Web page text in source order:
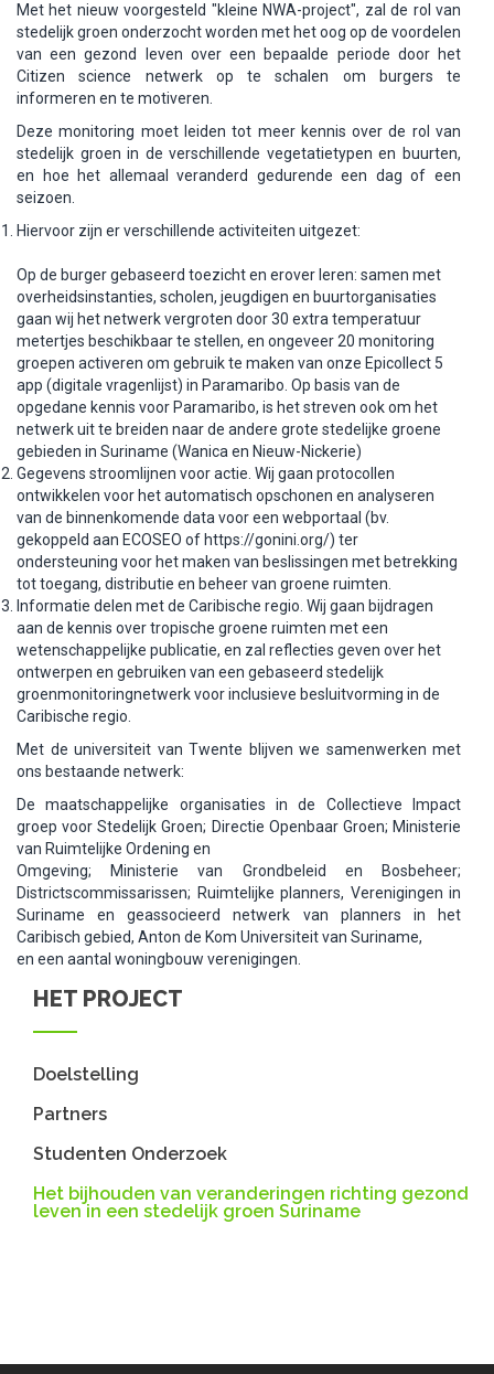
Met het nieuw voorgesteld "kleine NWA-project", zal de rol van
stedelijk groen onderzocht worden met het oog op de voordelen
van een gezond leven over een bepaalde periode door het
Citizen science netwerk op te schalen om burgers te
informeren en te motiveren.
Deze monitoring moet leiden tot meer kennis over de rol van
stedelijk groen in de verschillende vegetatietypen en buurten,
en hoe het allemaal veranderd gedurende een dag of een
seizoen.
Hiervoor zijn er verschillende activiteiten uitgezet:
Op de burger gebaseerd toezicht en erover leren: samen met
overheidsinstanties, scholen, jeugdigen en buurtorganisaties
gaan wij het netwerk vergroten door 30 extra temperatuur
metertjes beschikbaar te stellen, en ongeveer 20 monitoring
groepen activeren om gebruik te maken van onze Epicollect 5
app (digitale vragenlijst) in Paramaribo. Op basis van de
opgedane kennis voor Paramaribo, is het streven ook om het
netwerk uit te breiden naar de andere grote stedelijke groene
gebieden in Suriname (Wanica en Nieuw-Nickerie)
Gegevens stroomlijnen voor actie. Wij gaan protocollen
ontwikkelen voor het automatisch opschonen en analyseren
van de binnenkomende data voor een webportaal (bv.
gekoppeld aan ECOSEO of https://gonini.org/) ter
ondersteuning voor het maken van beslissingen met betrekking
tot toegang, distributie en beheer van groene ruimten.
Informatie delen met de Caribische regio. Wij gaan bijdragen
aan de kennis over tropische groene ruimten met een
wetenschappelijke publicatie, en zal reflecties geven over het
ontwerpen en gebruiken van een gebaseerd stedelijk
groenmonitoringnetwerk voor inclusieve besluitvorming in de
Caribische regio.
Met de universiteit van Twente blijven we samenwerken met
ons bestaande netwerk:
De maatschappelijke organisaties in de Collectieve Impact
groep voor Stedelijk Groen; Directie Openbaar Groen; Ministerie
van Ruimtelijke Ordening en
Omgeving; Ministerie van Grondbeleid en Bosbeheer;
Districtscommissarissen; Ruimtelijke planners, Verenigingen in
Suriname en geassocieerd netwerk van planners in het
Caribisch gebied, Anton de Kom Universiteit van Suriname,
en een aantal woningbouw verenigingen.
HET PROJECT
Doelstelling
Partners
Studenten Onderzoek
Het bijhouden van veranderingen richting gezond
leven in een stedelijk groen Suriname